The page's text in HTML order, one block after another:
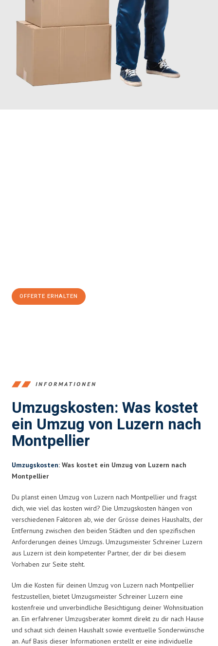
OFFERTE ERHALTEN
INFORMATIONEN
Umzugskosten: Was kostet
ein Umzug von Luzern nach
Montpellier
Umzugskosten: Was kostet ein Umzug von Luzern nach
Montpellier
Du planst einen Umzug von Luzern nach Montpellier und fragst
dich, wie viel das kosten wird? Die Umzugskosten hängen von
verschiedenen Faktoren ab, wie der Grösse deines Haushalts, der
Entfernung zwischen den beiden Städten und den spezifischen
Anforderungen deines Umzugs. Umzugsmeister Schreiner Luzern
aus Luzern ist dein kompetenter Partner, der dir bei diesem
Vorhaben zur Seite steht.
Um die Kosten für deinen Umzug von Luzern nach Montpellier
festzustellen, bietet Umzugsmeister Schreiner Luzern eine
kostenfreie und unverbindliche Besichtigung deiner Wohnsituation
an. Ein erfahrener Umzugsberater kommt direkt zu dir nach Hause
und schaut sich deinen Haushalt sowie eventuelle Sonderwünsche
an. Auf Basis dieser Informationen erstellt er eine individuelle